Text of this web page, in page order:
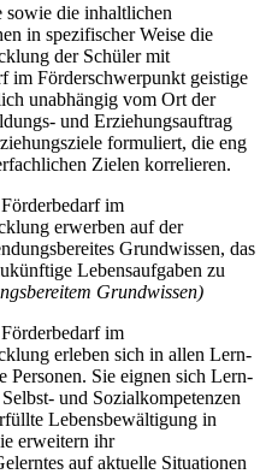
die inhaltlichen
in spezifischer Weise die
der Schüler mit
im Förderschwerpunkt geistige
unabhängig vom Ort der
und Erziehungsauftrag
formuliert, die eng
Zielen korrelieren.
im
erwerben auf der
Grundwissen, das
Lebensaufgaben zu
Grundwissen)
im
erleben sich in allen Lern-
Personen. Sie eignen sich Lern-
und Sozialkompetenzen
Lebensbewältigung in
erweitern ihr
auf aktuelle Situationen